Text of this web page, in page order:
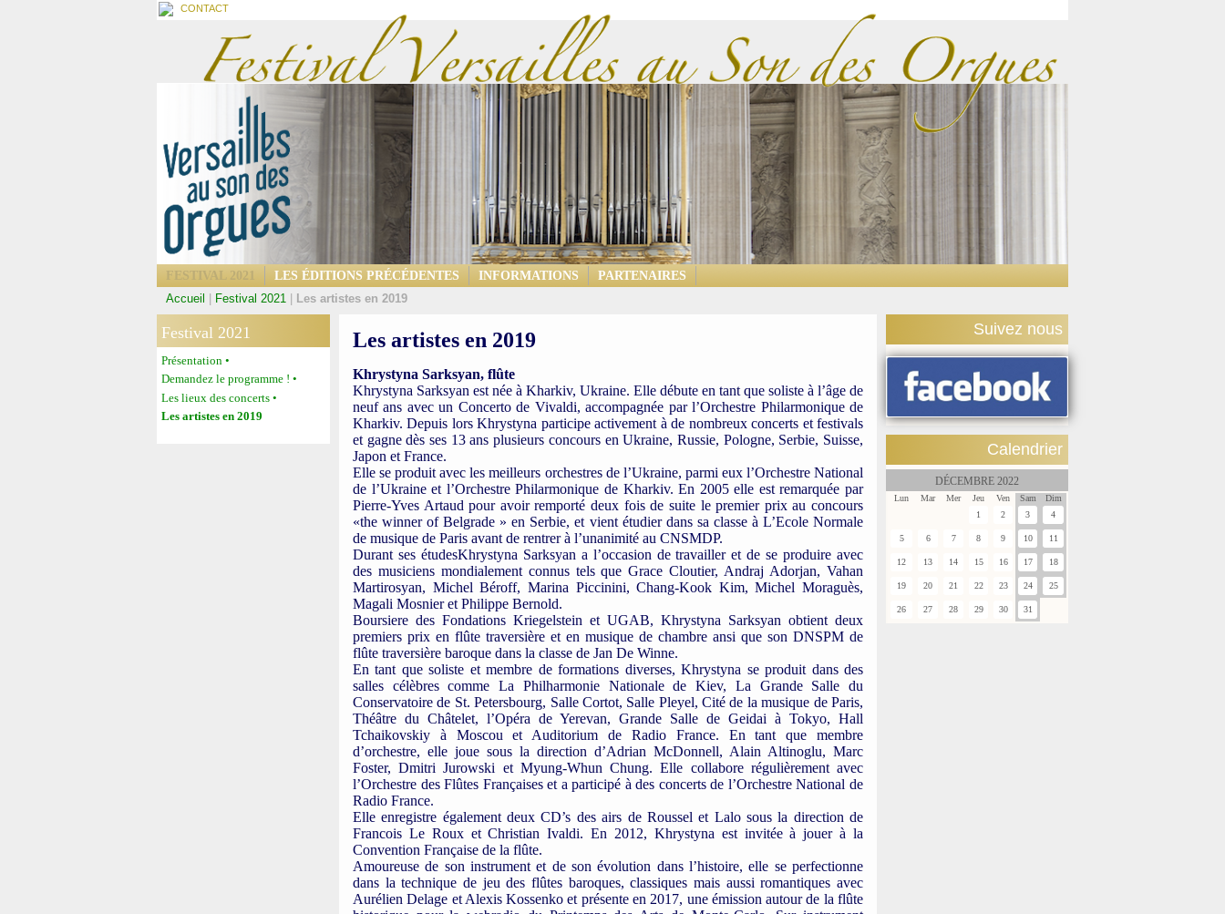
CONTACT
FESTIVAL 2021 LES ÉDITIONS PRÉCÉDENTES INFORMATIONS PARTENAIRES
Accueil Festival 2021 Les artistes en 2019
Festival 2021
Présentation •
Demandez le programme ! •
Les lieux des concerts •
Les artistes en 2019
Les artistes en 2019
Khrystyna Sarksyan, flûte
Khrystyna Sarksyan est née à Kharkiv, Ukraine. Elle débute en tant que soliste à l’âge de
neuf ans avec un Concerto de Vivaldi, accompagnée par l’Orchestre Philarmonique de
Kharkiv. Depuis lors Khrystyna participe activement à de nombreux concerts et festivals
et gagne dès ses 13 ans plusieurs concours en Ukraine, Russie, Pologne, Serbie, Suisse,
Japon et France.
Elle se produit avec les meilleurs orchestres de l’Ukraine, parmi eux l’Orchestre National
de l’Ukraine et l’Orchestre Philarmonique de Kharkiv. En 2005 elle est remarquée par
Pierre-Yves Artaud pour avoir remporté deux fois de suite le premier prix au concours
«the winner of Belgrade » en Serbie, et vient étudier dans sa classe à L’Ecole Normale
de musique de Paris avant de rentrer à l’unanimité au CNSMDP.
Durant ses étudesKhrystyna Sarksyan a l’occasion de travailler et de se produire avec
des musiciens mondialement connus tels que Grace Cloutier, Andraj Adorjan, Vahan
Martirosyan, Michel Béroff, Marina Piccinini, Chang-Kook Kim, Michel Moraguès,
Magali Mosnier et Philippe Bernold.
Boursiere des Fondations Kriegelstein et UGAB, Khrystyna Sarksyan obtient deux
premiers prix en flûte traversière et en musique de chambre ansi que son DNSPM de
flûte traversière baroque dans la classe de Jan De Winne.
En tant que soliste et membre de formations diverses, Khrystyna se produit dans des
salles célèbres comme La Philharmonie Nationale de Kiev, La Grande Salle du
Conservatoire de St. Petersbourg, Salle Cortot, Salle Pleyel, Cité de la musique de Paris,
Théâtre du Châtelet, l’Opéra de Yerevan, Grande Salle de Geidai à Tokyo, Hall
Tchaikovskiy à Moscou et Auditorium de Radio France. En tant que membre
d’orchestre, elle joue sous la direction d’Adrian McDonnell, Alain Altinoglu, Marc
Foster, Dmitri Jurowski et Myung-Whun Chung. Elle collabore régulièrement avec
l’Orchestre des Flûtes Françaises et a participé à des concerts de l’Orchestre National de
Radio France.
Elle enregistre également deux CD’s des airs de Roussel et Lalo sous la direction de
Francois Le Roux et Christian Ivaldi. En 2012, Khrystyna est invitée à jouer à la
Convention Française de la flûte.
Amoureuse de son instrument et de son évolution dans l’histoire, elle se perfectionne
dans la technique de jeu des flûtes baroques, classiques mais aussi romantiques avec
Aurélien Delage et Alexis Kossenko et présente en 2017, une émission autour de la flûte
Suivez nous
Calendrier
DÉCEMBRE 2022
Lun Mar Mer Jeu Ven Sam
Dim
1
2 3 4
5 6 7 8 9 10 11
12 13 14 15 16 17 18
19 20 21 22 23 24 25
26 27 28 29 30 31